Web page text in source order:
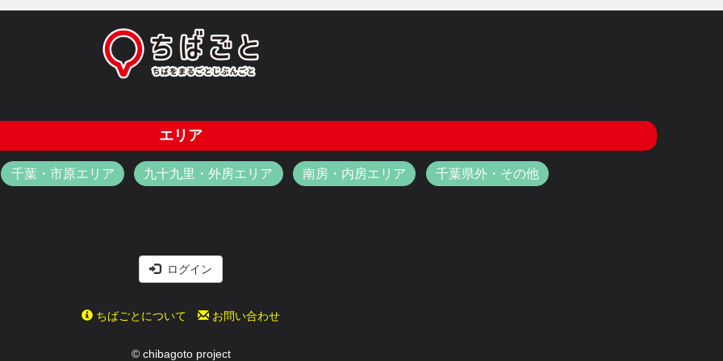
エリア
千葉・市原エリア 九十九里・外房エリア 南房・内房エリア 千葉県外・その他
ログイン
ちばごとについて お問い合わせ
© chibagoto project